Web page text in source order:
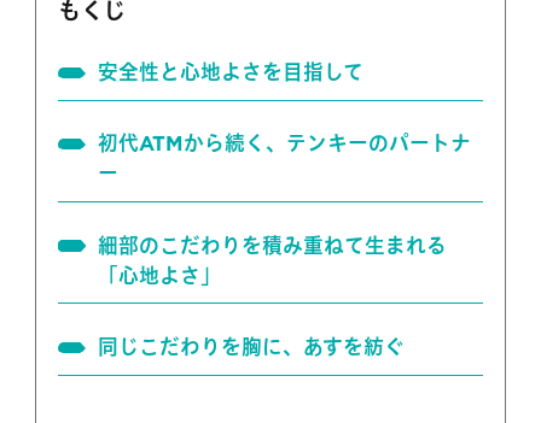
もくじ
安全性と心地よさを目指して
初代ATMから続く、テンキーのパートナ
ー
細部のこだわりを積み重ねて生まれる
「心地よさ」
同じこだわりを胸に、あすを紡ぐ